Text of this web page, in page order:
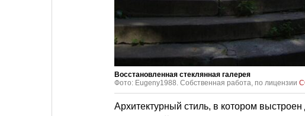
Восстановленная стеклянная галерея
Фото: Eugeny1988. Собственная работа, по лицензии
Архитектурный стиль, в котором